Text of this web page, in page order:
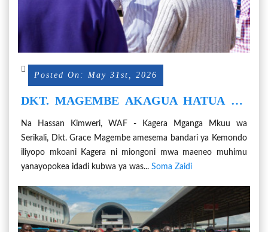
Posted On: May 31st, 2026
DKT. MAGEMBE AKAGUA HATUA ZA
KAGERA
Na Hassan Kimweri, WAF - Kagera Mganga Mkuu wa
Serikali, Dkt. Grace Magembe amesema bandari ya Kemondo
iliyopo mkoani Kagera ni miongoni mwa maeneo muhimu
yanayopokea idadi kubwa ya was... Soma Zaidi